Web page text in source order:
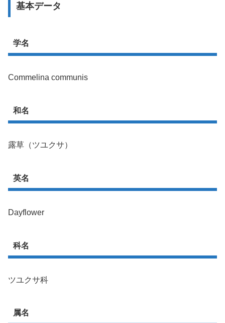
基本データ
学名
Commelina communis
和名
露草（ツユクサ）
英名
Dayflower
科名
ツユクサ科
属名